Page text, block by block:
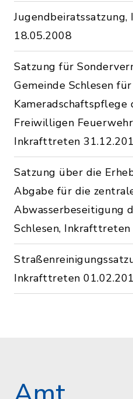
18.05.2008
Satzung für
Gemeinde Schlesen
Kameradschaftspflege
Freiwilligen
Inkrafttreten
Satzung über die
Abgabe für die
Abwasserbeseitigung
Schlesen,
Inkrafttreten